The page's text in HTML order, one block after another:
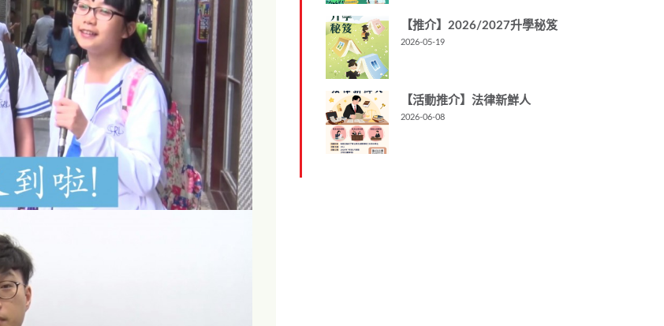
【推介】2026/2027升學秘笈
2026-05-19
【活動推介】法律新鮮人
2026-06-08